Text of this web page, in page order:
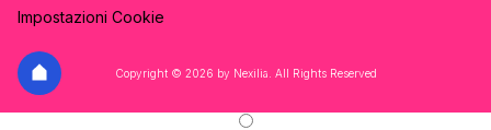
Impostazioni Cookie
Copyright © 2026 by Nexilia. All Rights Reserved